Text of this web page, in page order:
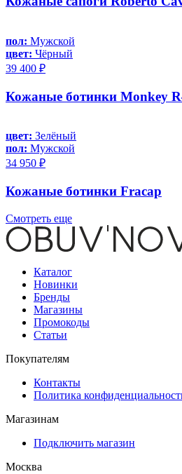
пол: Мужской
цвет: Чёрный
39 400 ₽
Кожаные ботинки Monkey
цвет: Зелёный
пол: Мужской
34 950 ₽
Кожаные ботинки Fracap
Смотреть еще
Каталог
Новинки
Бренды
Магазины
Промокоды
Статьи
Покупателям
Контакты
Политика
Магазинам
Подключить магазин
Москва